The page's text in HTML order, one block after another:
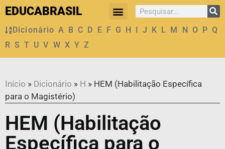
EDUCABRASIL
Dicionário A B C D E F G H I J K L M N O P Q
R S T U V W X Y Z
Início » Dicionário » H » HEM (Habilitação Específica
para o Magistério)
HEM (Habilitação
Específica para o